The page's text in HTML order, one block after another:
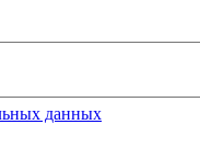
данных